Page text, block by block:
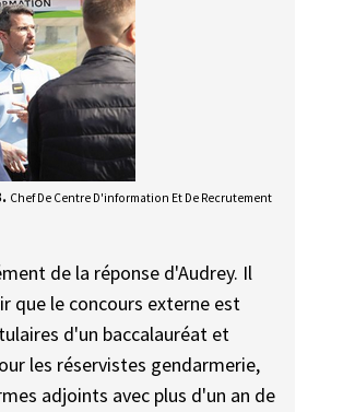
Chef De Centre D'information Et De Recrutement
de la réponse d'Audrey. Il
que le concours externe est
d'un baccalauréat et
les réservistes gendarmerie,
adjoints avec plus d'un an de